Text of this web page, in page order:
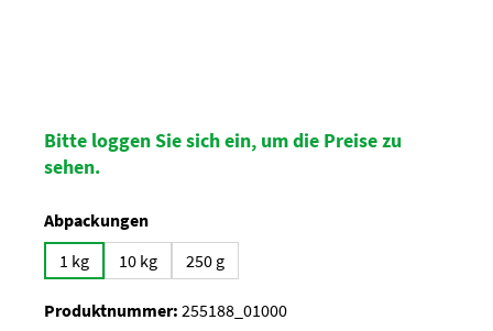
Bitte loggen Sie sich ein, um die Preise zu
sehen.
Abpackungenauswählen
1 kg
10 kg 250 g
Produktnummer: 255188_01000